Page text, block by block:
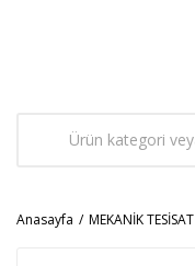
Anasayfa MEKANİK TESİSAT